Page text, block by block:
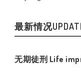
最新情况
无期徒刑 Life